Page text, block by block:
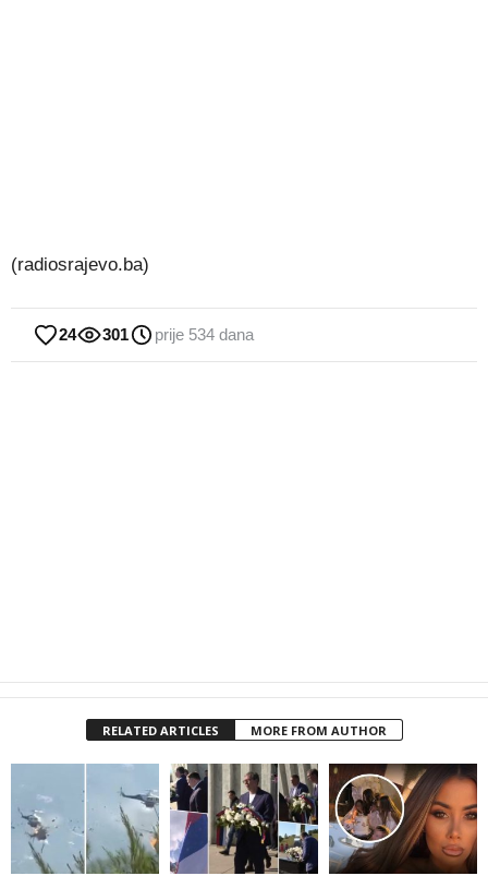
(radiosrajevo.ba)
24 301 prije 534 dana
RELATED ARTICLES MORE FROM AUTHOR